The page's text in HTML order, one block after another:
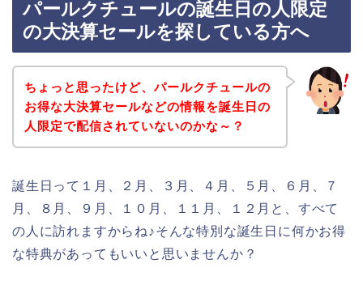
パールクチュールの誕生日の人限定
の大決算セールを探している方へ
ちょっと思ったけど、パールクチュールの
お得な大決算セールなどの情報を誕生日の
人限定で配信されていないのかな～？
誕生日って１月、２月、３月、４月、５月、６月、７
月、８月、９月、１０月、１１月、１２月と、すべて
の人に訪れますからね♪そんな特別な誕生日に何かお得
な特典があってもいいと思いませんか？